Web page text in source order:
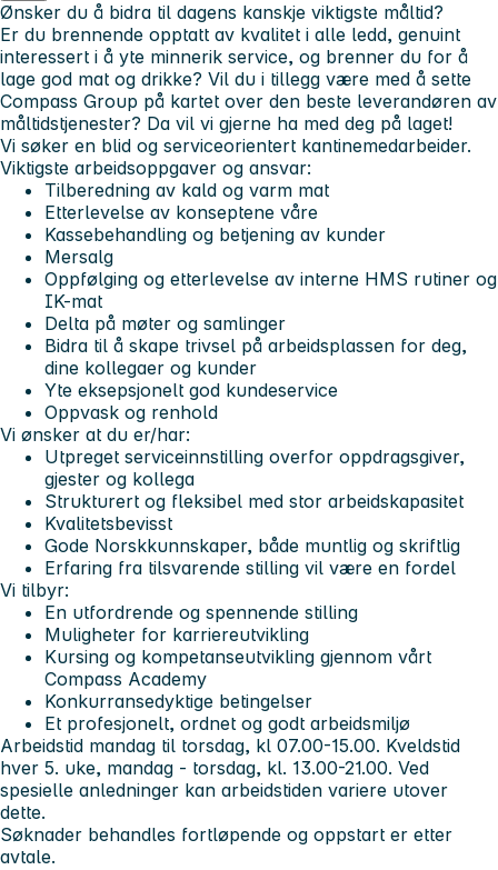
Ønsker du å bidra til dagens kanskje viktigste måltid?
Er du brennende opptatt av kvalitet i alle ledd, genuint
interessert i å yte minnerik service, og brenner du for å
lage god mat og drikke? Vil du i tillegg være med å sette
Compass Group på kartet over den beste leverandøren av
måltidstjenester? Da vil vi gjerne ha med deg på laget!
Vi søker en blid og serviceorientert kantinemedarbeider.
Viktigste arbeidsoppgaver og ansvar:
Tilberedning av kald og varm mat
Etterlevelse av konseptene våre
Kassebehandling og betjening av kunder
Mersalg
Oppfølging og etterlevelse av interne HMS rutiner og
IK-mat
Delta på møter og samlinger
Bidra til å skape trivsel på arbeidsplassen for deg,
dine kollegaer og kunder
Yte eksepsjonelt god kundeservice
Oppvask og renhold
Vi ønsker at du er/har:
Utpreget serviceinnstilling overfor oppdragsgiver,
gjester og kollega
Strukturert og fleksibel med stor arbeidskapasitet
Kvalitetsbevisst
Gode Norskkunnskaper, både muntlig og skriftlig
Erfaring fra tilsvarende stilling vil være en fordel
Vi tilbyr:
En utfordrende og spennende stilling
Muligheter for karriereutvikling
Kursing og kompetanseutvikling gjennom vårt
Compass Academy
Konkurransedyktige betingelser
Et profesjonelt, ordnet og godt arbeidsmiljø
Arbeidstid mandag til torsdag, kl 07.00-15.00. Kveldstid
hver 5. uke, mandag - torsdag, kl. 13.00-21.00. Ved
spesielle anledninger kan arbeidstiden variere utover
dette.
Søknader behandles fortløpende og oppstart er etter
avtale.